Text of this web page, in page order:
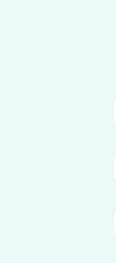
在第一